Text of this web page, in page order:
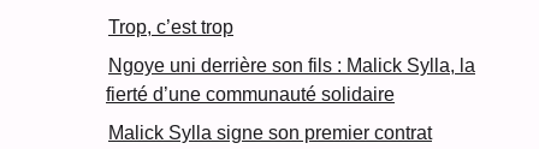
Trop, c’est trop
Ngoye uni derrière son fils : Malick Sylla, la
fierté d’une communauté solidaire
Malick Sylla signe son premier contrat